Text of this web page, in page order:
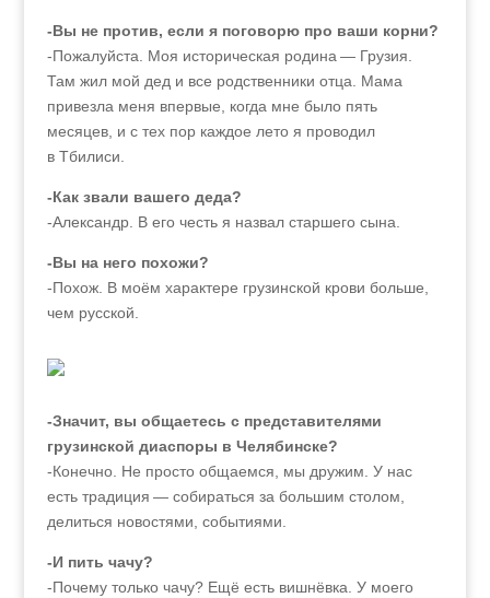
-Вы не против, если я поговорю про ваши корни?
-Пожалуйста. Моя историческая родина — Грузия.
Там жил мой дед и все родственники отца. Мама
привезла меня впервые, когда мне было пять
месяцев, и с тех пор каждое лето я проводил
в Тбилиси.
-Как звали вашего деда?
-Александр. В его честь я назвал старшего сына.
-Вы на него похожи?
-Похож. В моём характере грузинской крови больше,
чем русской.
-Значит, вы общаетесь с представителями
грузинской диаспоры в Челябинске?
-Конечно. Не просто общаемся, мы дружим. У нас
есть традиция — собираться за большим столом,
делиться новостями, событиями.
-И пить чачу?
-Почему только чачу? Ещё есть вишнёвка. У моего